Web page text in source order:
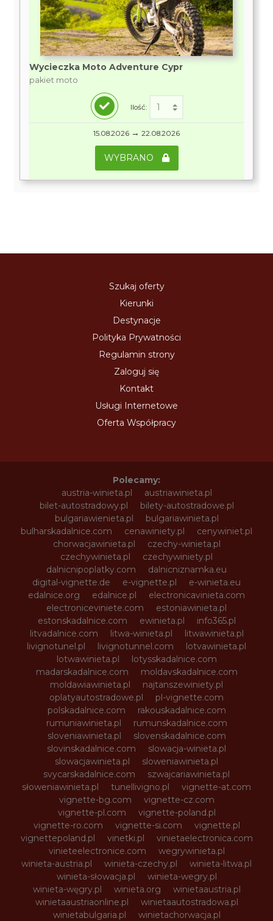
Wycieczka Moto Adventure Cypr
pakiet moto
Ilość:
15.08.2026 → 22.08.2026
WYBRANO
Szukaj oferty
Kierunki
Destynacje
Polityka Prywatności
Regulamin strony
Zaloguj się
Kontakt
Usługi Internetowe
Oferta Współpracy
Polecamy:
austria-winieta.pl
austriawinieta.pl
bilet-autostradowy.pl
bilety-autostradowe.pl
bulgariawienieta.pl
bulgariawinieta.pl
bulharskadalnice.com
cenawiniety.pl
cenywiniet.pl
chorwacjawinieta.pl
czechy-winieta.pl
czechywinieta.pl
czechywiniety.pl
dalnicnipoplatky.com
dalnicniznamka.eu
digital-vignette.de
e-vignette.pl
e-winieta.eu
edalnice.org
edalnice.pl
electronicavinieta.com
electroniceviniete.com
estoniawinieta.pl
estonskadalnice.com
ewinieta.pl
info365.pl
litvadalnice.com
litwa-winieta.pl
litwawinieta.pl
livignotunel.pl
livignotunnel.com
lotvawinieta.pl
lotwawinieta.pl
lotysskadalnice.com
madarskadalnice.com
moldavskadalnice.com
moldawiawinieta.pl
najtanszewiniety.pl
oplatyautostradowe.pl
pl-vignette.com
polskadalnice.com
rakouskadalnice.com
rumuniawinieta.pl
rumunskadalnice.com
sloveniawinieta.pl
slovenskadalnice.com
slovinskadalnice.com
slowacja-winieta.pl
slowacjawinieta.pl
sloweniawinieta.pl
svycarskadalnice.com
szwajcariawinieta.pl
słoweniawinieta.pl
tunellivigno.pl
vignette-at.com
vignette-bg.com
vignette-cz.com
vignette-pl.com
vignette-poland.pl
vignette-ro.com
vignette-si.com
vignette.pl
vignettepoland.pl
vinetki.pl
vinietaelectronica.com
vinieteelectronice.com
wegrywinieta.pl
winieta-austria.pl
winieta-czechy.pl
winieta-litwa.pl
winieta-słowacja.pl
winieta-wegry.pl
winieta-węgry.pl
winieta.org
winietaaustria.pl
winietaaustriaonline.pl
winietaautostradowa.pl
winietabulgaria.pl
winietachorwacja.pl